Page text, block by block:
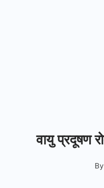
वायु प्रदूषण
By